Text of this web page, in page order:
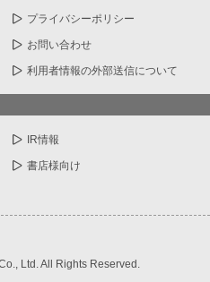
プライバシーポリシー
お問い合わせ
利用者情報の外部送信について
IR情報
書店様向け
Ltd. All Rights Reserved.